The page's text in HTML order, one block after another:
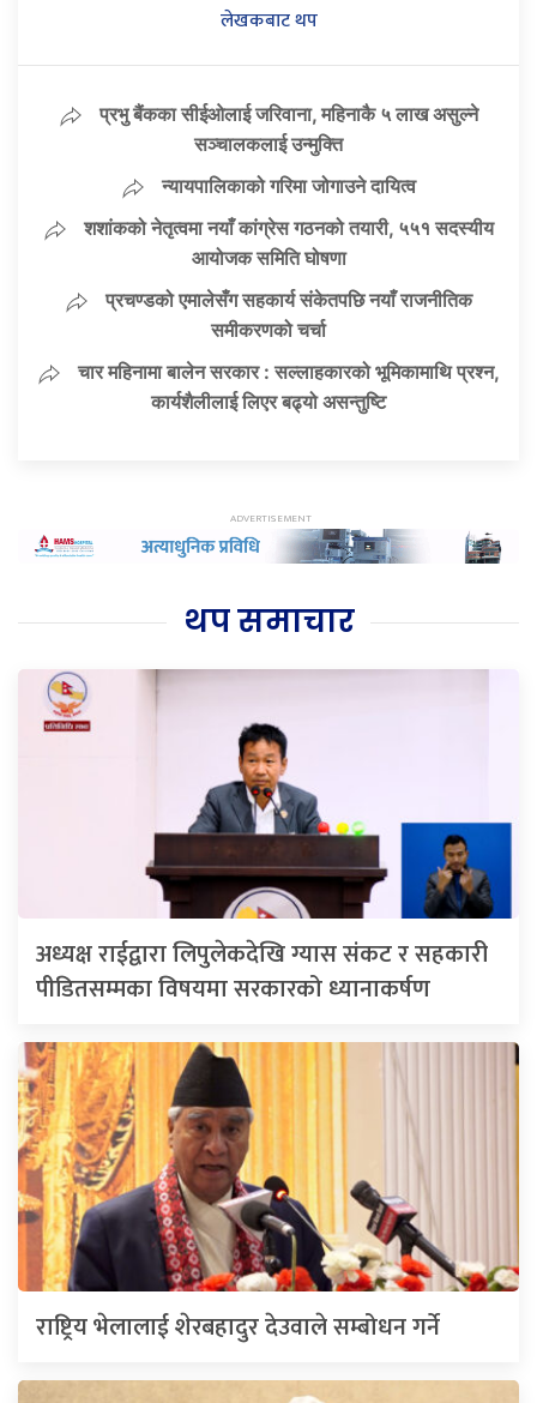
लेखकबाट थप
प्रभु बैंकका सीईओलाई जरिवाना, महिनाकै ५ लाख असुल्ने
सञ्चालकलाई उन्मुक्ति
न्यायपालिकाको गरिमा जोगाउने दायित्व
शशांकको नेतृत्वमा नयाँ कांग्रेस गठनको तयारी, ५५१ सदस्यीय
आयोजक समिति घोषणा
प्रचण्डको एमालेसँग सहकार्य संकेतपछि नयाँ राजनीतिक
समीकरणको चर्चा
चार महिनामा बालेन सरकार : सल्लाहकारको भूमिकामाथि प्रश्न,
कार्यशैलीलाई लिएर बढ्यो असन्तुष्टि
थप समाचार
अध्यक्ष राईद्वारा लिपुलेकदेखि ग्यास संकट र सहकारी
पीडितसम्मका विषयमा सरकारको ध्यानाकर्षण
राष्ट्रिय भेलालाई शेरबहादुर देउवाले सम्बोधन गर्ने